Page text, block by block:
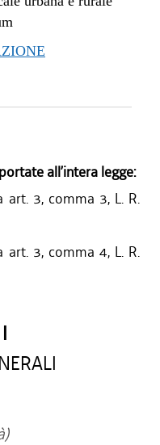
all’intera legge:
3, comma 3, L. R.
3, comma 4, L. R.